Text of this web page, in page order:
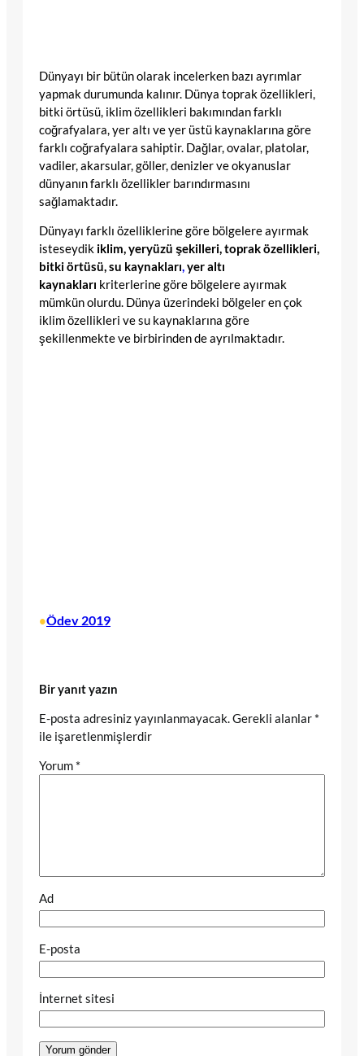
Dünyayı bir bütün olarak incelerken bazı ayrımlar
yapmak durumunda kalınır. Dünya toprak özellikleri,
bitki örtüsü, iklim özellikleri bakımından farklı
coğrafyalara, yer altı ve yer üstü kaynaklarına göre
farklı coğrafyalara sahiptir. Dağlar, ovalar, platolar,
vadiler, akarsular, göller, denizler ve okyanuslar
dünyanın farklı özellikler barındırmasını
sağlamaktadır.
Dünyayı farklı özelliklerine göre bölgelere ayırmak
isteseydik iklim, yeryüzü şekilleri, toprak özellikleri,
bitki örtüsü, su kaynakları,yer altı
kaynakları kriterlerine göre bölgelere ayırmak
mümkün olurdu. Dünya üzerindeki bölgeler en çok
iklim özellikleri ve su kaynaklarına göre
şekillenmekte ve birbirinden de ayrılmaktadır.
•Ödev 2019
Bir yanıt yazın
E-posta adresiniz yayınlanmayacak. Gerekli alanlar *
ile işaretlenmişlerdir
Yorum *
Ad
E-posta
İnternet sitesi